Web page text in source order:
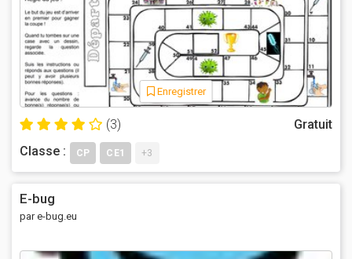
Enregistrer
(3)
Gratuit
Classe :
CP CE1 +3
E-bug
par e-bug.eu